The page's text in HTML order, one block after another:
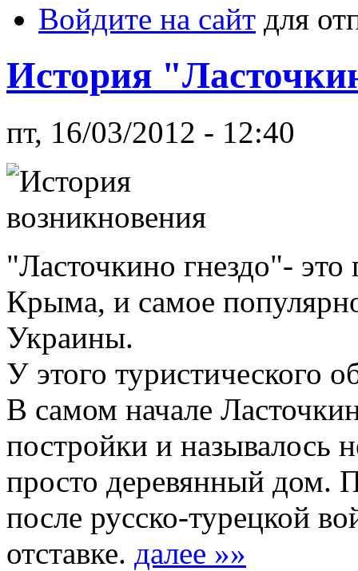
Войдите на сайт для
История
пт, 16/03/2012 - 12:40
"Ласточкино гнездо"-
Крыма, и самое
Украины.
У этого туристического
В самом начале
постройки и называлось
просто деревянный дом.
после русско-турецкой
отставке. далее »»